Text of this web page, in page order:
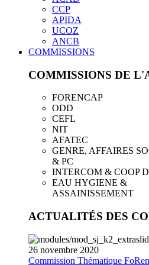
CCP
APIDA
UCOZ
ANCB
COMMISSIONS
COMMISSIONS DE
FORENCAP
ODD
CEFL
NIT
AFATEC
GENRE, AFFAIRES
& PC
INTERCOM & COOP
EAU HYGIENE &
ASSAINISSEMENT
ACTUALITÉS DES
26 novembre 2020
Commission Thématique